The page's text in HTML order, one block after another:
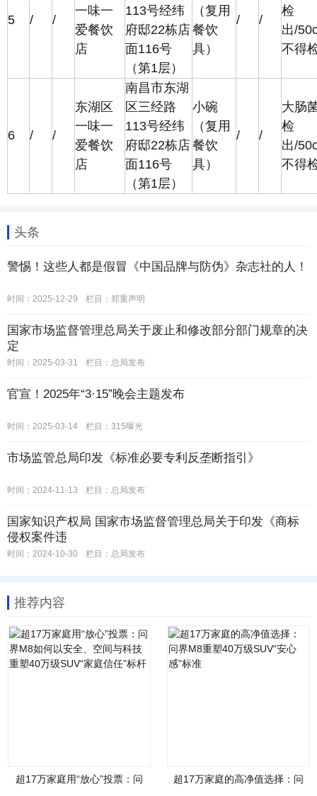
5 / /
一味一
爱餐饮
店
113号经纬
府邸22栋店
面116号
（第1层）
（复用
餐饮
具）
/ /
检
出/
不得
6 / /
东湖区
一味一
爱餐饮
店
南昌市东湖
区三经路
113号经纬
府邸22栋店
面116号
（第1层）
小碗
（复用
餐饮
具）
/ /
大肠
检
出/
不得
头条
警惕！这些人都是假冒《中国品牌与防伪》杂志社的人！
时间：2025-12-29 栏目： 郑重声明
国家市场监督管理总局关于废止和修改部分部门规章的决
定
时间：2025-03-31 栏目： 总局发布
官宣！2025年“3·15”晚会主题发布
时间：2025-03-14 栏目： 315曝光
市场监管总局印发《标准必要专利反垄断指引》
时间：2024-11-13 栏目： 总局发布
国家知识产权局 国家市场监督管理总局关于印发《商标
侵权案件违
时间：2024-10-30 栏目： 总局发布
推荐内容
超17万家庭用“放心”投票：问
超17万家庭的高净值选择：问